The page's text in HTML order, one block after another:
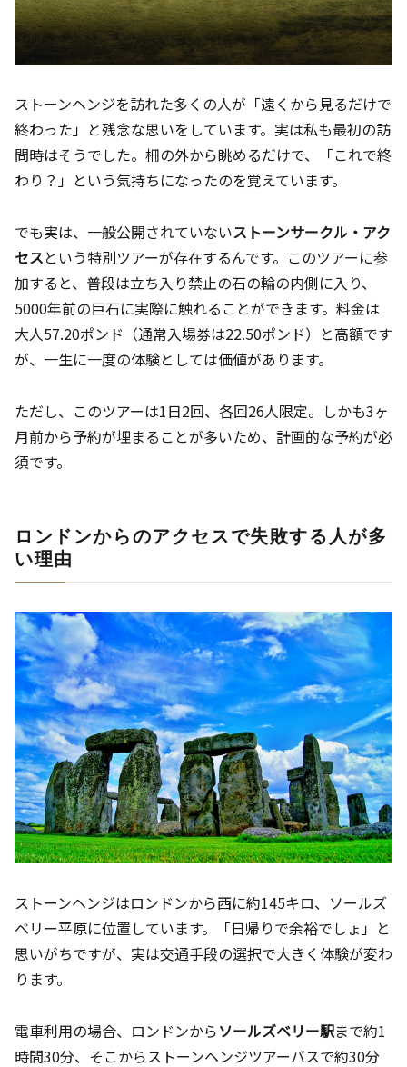
ストーンヘンジを訪れた多くの人が「遠くから見るだけで
終わった」と残念な思いをしています。実は私も最初の訪
問時はそうでした。柵の外から眺めるだけで、「これで終
わり？」という気持ちになったのを覚えています。
でも実は、一般公開されていないストーンサークル・アク
セスという特別ツアーが存在するんです。このツアーに参
加すると、普段は立ち入り禁止の石の輪の内側に入り、
5000年前の巨石に実際に触れることができます。料金は
大人57.20ポンド（通常入場券は22.50ポンド）と高額です
が、一生に一度の体験としては価値があります。
ただし、このツアーは1日2回、各回26人限定。しかも3ヶ
月前から予約が埋まることが多いため、計画的な予約が必
須です。
ロンドンからのアクセスで失敗する人が多
い理由
ストーンヘンジはロンドンから西に約145キロ、ソールズ
ベリー平原に位置しています。「日帰りで余裕でしょ」と
思いがちですが、実は交通手段の選択で大きく体験が変わ
ります。
電車利用の場合、ロンドンからソールズベリー駅まで約1
時間30分、そこからストーンヘンジツアーバスで約30分